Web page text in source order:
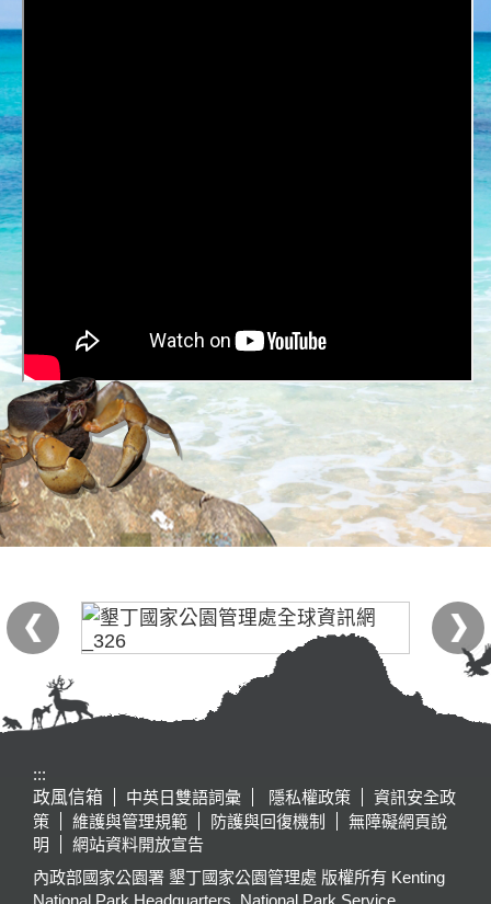
:::
政風信箱
中英日雙語詞彙 隱私權政策
資訊安全政
策
維護與管理規範 防護與回復機制
無障礙網頁說
明
網站資料開放宣告
內政部國家公園署 墾丁國家公園管理處 版權所有 Kenting
National Park Headquarters, National Park Service,